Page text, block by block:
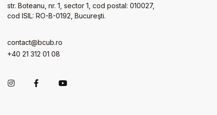
str. Boteanu, nr. 1, sector 1, cod postal: 010027,
cod ISIL: RO-B-0192, Bucureşti.
contact@bcub.ro
+40 21 312 01 08